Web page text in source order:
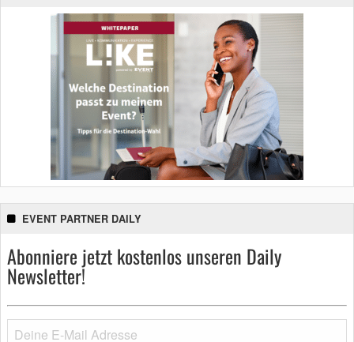
EVENT PARTNER DAILY
Abonniere jetzt kostenlos unseren Daily
Newsletter!